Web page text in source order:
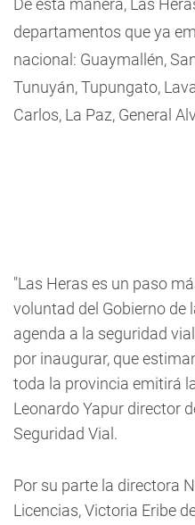
De esta manera, Las
departamentos que ya
nacional: Guaymallén,
Tunuyán, Tupungato,
Carlos, La Paz, General
"Las Heras es un paso
voluntad del Gobierno de
agenda a la seguridad
por inaugurar, que
toda la provincia emitirá
Leonardo Yapur director
Seguridad Vial.
Por su parte la directora
Licencias, Victoria Eribe